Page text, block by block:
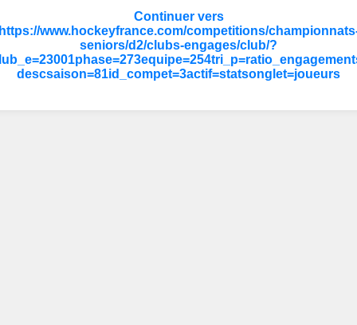
Continuer vers
www.hockeyfrance.com/competitions/
seniors/d2/clubs-engages/club/?
descsaison=81id_compet=3actif=statsonglet=joueurs